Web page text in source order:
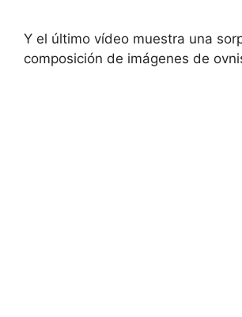
Y el último vídeo muestra una
composición de imágenes de